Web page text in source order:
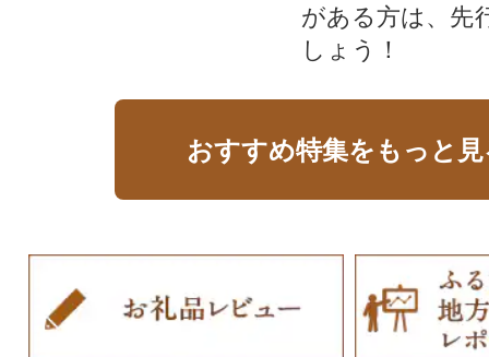
がある方は、先
しょう！
おすすめ特集をもっと